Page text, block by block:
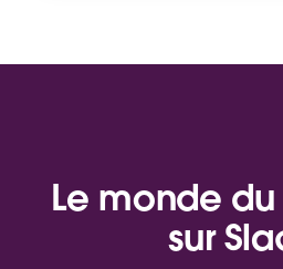
Le monde
sur